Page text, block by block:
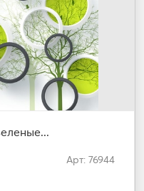
Арт: 76944